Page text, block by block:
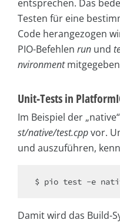
entsprechen. Das
Testen für eine
Code herangezogen
PIO-Befehlen run und
nvironment
Unit-Tests in
Im Beispiel der
st/native/test.cppvor.
und auszuführen,
$ pio test -e
Damit wird das Build-